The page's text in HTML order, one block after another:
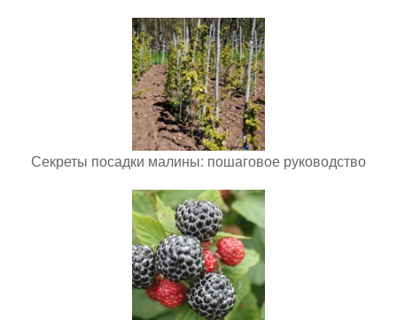
Секреты посадки малины: пошаговое руководство